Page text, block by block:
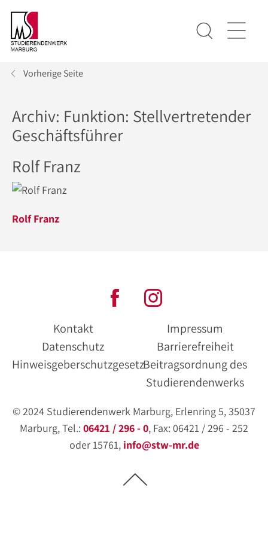
Vorherige Seite
Archiv: Funktion: Stellvertretender
Geschäftsführer
Rolf Franz
Rolf Franz
Kontakt
Impressum
Datenschutz
Barrierefreiheit
HinweisgeberschutzgesetzBeitragsordnung des
Studierendenwerks
© 2024 Studierendenwerk Marburg, Erlenring 5, 35037
Marburg, Tel.: 06421 / 296 - 0, Fax: 06421 / 296 - 252
oder 15761, info@stw-mr.de